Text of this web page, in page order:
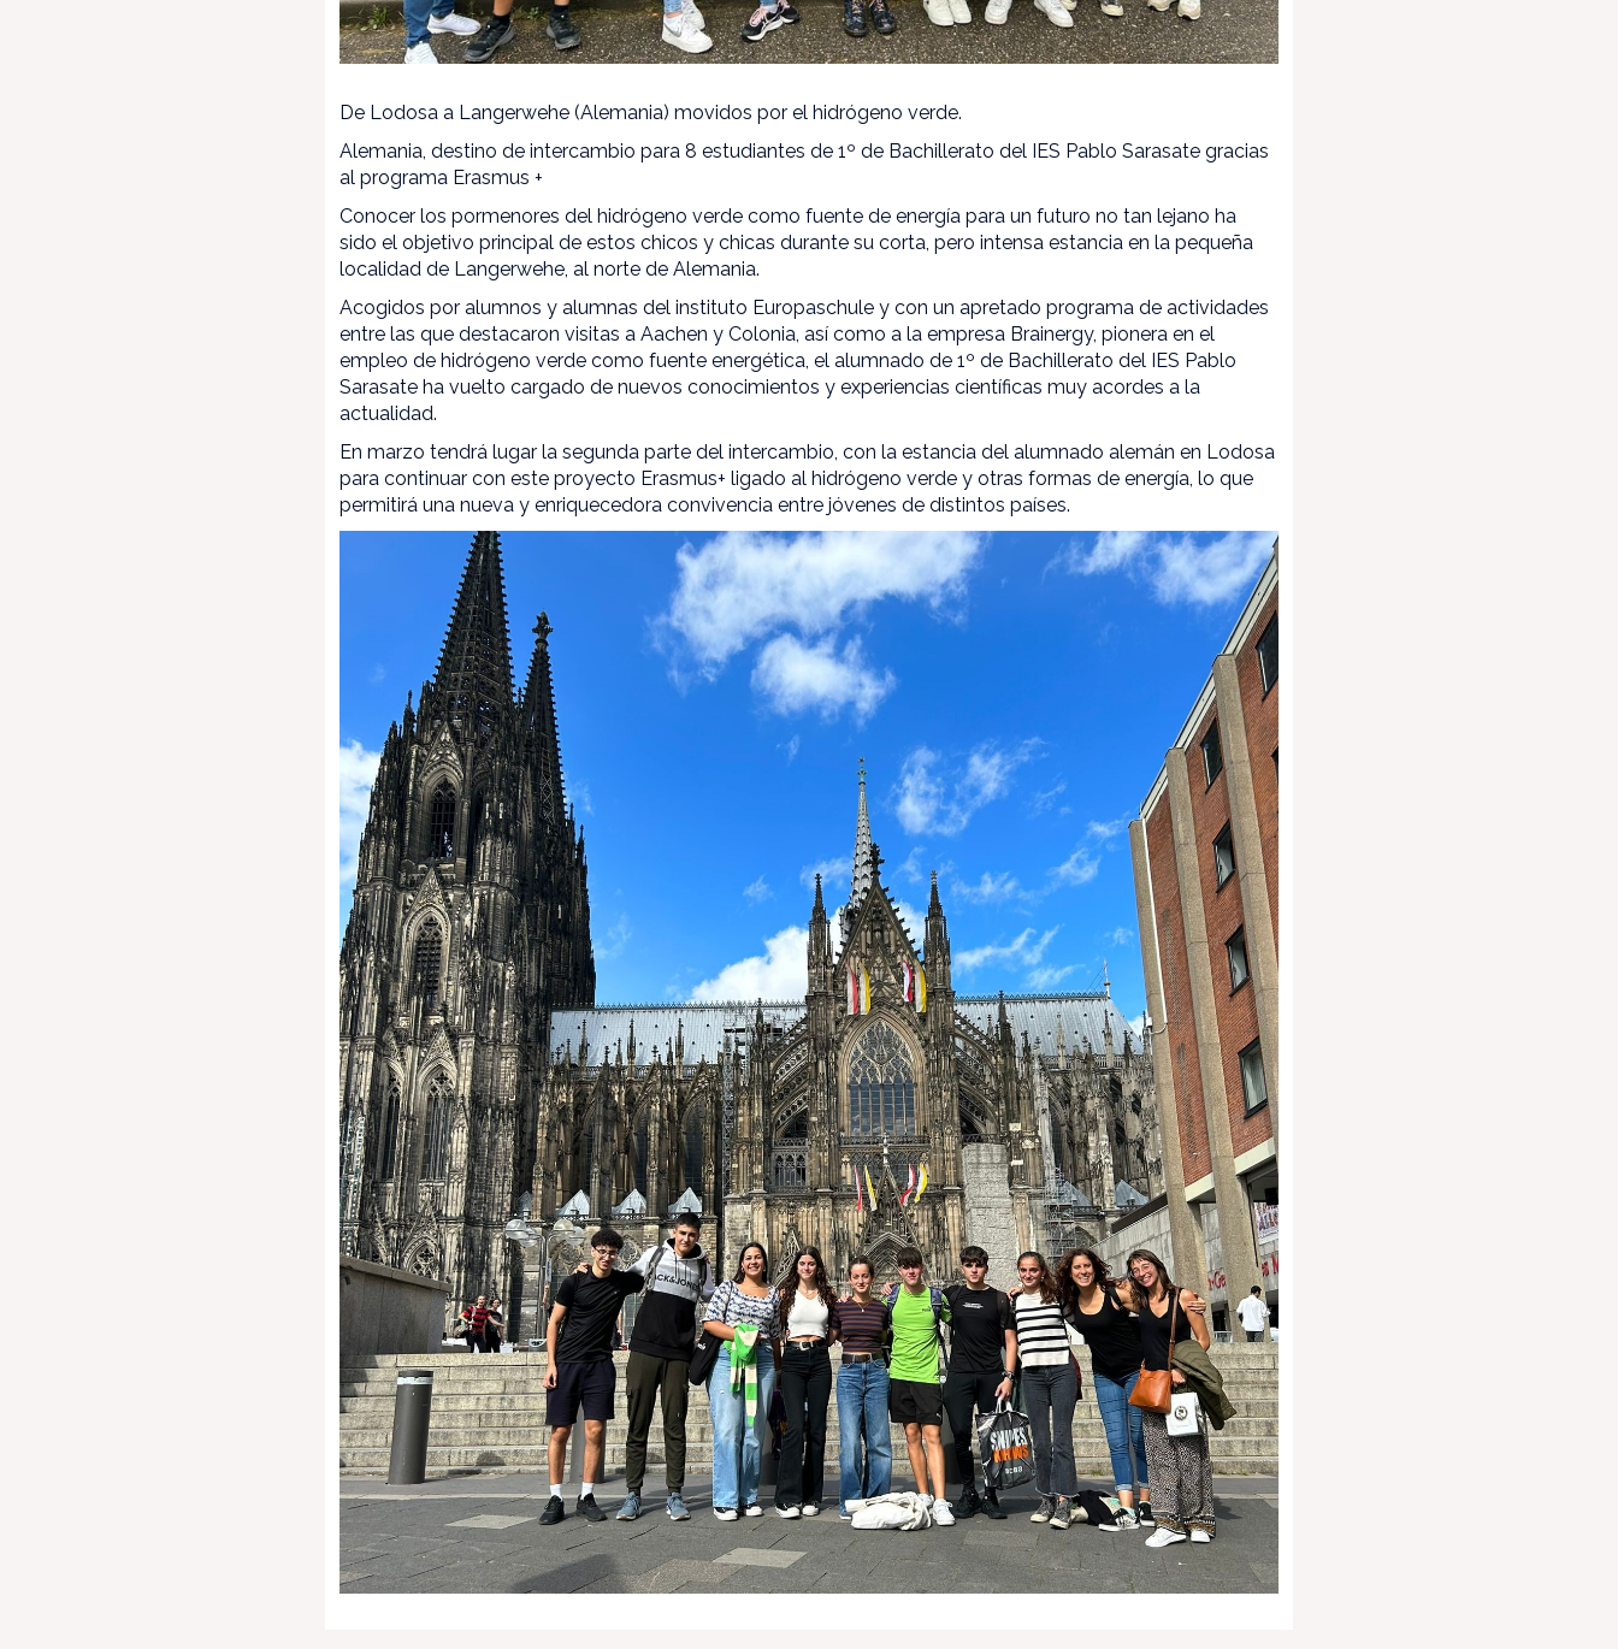
De Lodosa a Langerwehe (Alemania) movidos por el hidrógeno verde.
Alemania, destino de intercambio para 8 estudiantes de 1º de Bachillerato del IES Pablo Sarasate gracias
al programa Erasmus +
Conocer los pormenores del hidrógeno verde como fuente de energía para un futuro no tan lejano ha
sido el objetivo principal de estos chicos y chicas durante su corta, pero intensa estancia en la pequeña
localidad de Langerwehe, al norte de Alemania.
Acogidos por alumnos y alumnas del instituto Europaschule y con un apretado programa de actividades
entre las que destacaron visitas a Aachen y Colonia, así como a la empresa Brainergy, pionera en el
empleo de hidrógeno verde como fuente energética, el alumnado de 1º de Bachillerato del IES Pablo
Sarasate ha vuelto cargado de nuevos conocimientos y experiencias científicas muy acordes a la
actualidad.
En marzo tendrá lugar la segunda parte del intercambio, con la estancia del alumnado alemán en Lodosa
para continuar con este proyecto Erasmus+ ligado al hidrógeno verde y otras formas de energía, lo que
permitirá una nueva y enriquecedora convivencia entre jóvenes de distintos países.